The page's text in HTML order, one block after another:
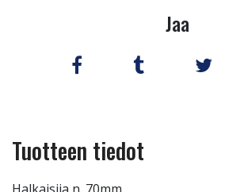
Jaa
Tuotteen tiedot